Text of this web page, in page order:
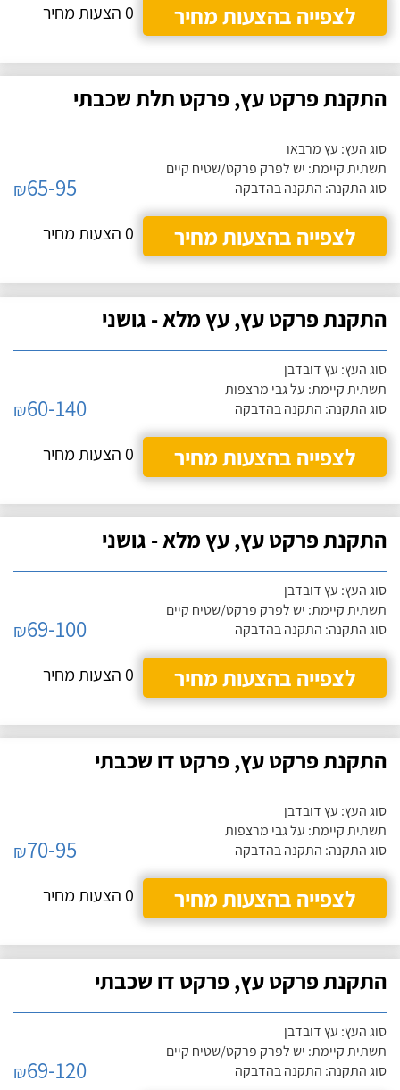
לצפייה בהצעות מחיר 0 הצעות מחיר
התקנת פרקט עץ, פרקט תלת שכבתי
סוג העץ: עץ מרבאו
תשתית קיימת: יש לפרק פרקט/שטיח קיים
סוג התקנה: התקנה בהדבקה
₪65-95
לצפייה בהצעות מחיר
0 הצעות מחיר
התקנת פרקט עץ, עץ מלא - גושני
סוג העץ: עץ דובדבן
תשתית קיימת: על גבי מרצפות
סוג התקנה: התקנה בהדבקה
₪60-140
לצפייה בהצעות מחיר
0 הצעות מחיר
התקנת פרקט עץ, עץ מלא - גושני
סוג העץ: עץ דובדבן
תשתית קיימת: יש לפרק פרקט/שטיח קיים
סוג התקנה: התקנה בהדבקה
₪69-100
לצפייה בהצעות מחיר
0 הצעות מחיר
התקנת פרקט עץ, פרקט דו שכבתי
סוג העץ: עץ דובדבן
תשתית קיימת: על גבי מרצפות
סוג התקנה: התקנה בהדבקה
₪70-95
לצפייה בהצעות מחיר
0 הצעות מחיר
התקנת פרקט עץ, פרקט דו שכבתי
סוג העץ: עץ דובדבן
תשתית קיימת: יש לפרק פרקט/שטיח קיים
סוג התקנה: התקנה בהדבקה
₪69-120